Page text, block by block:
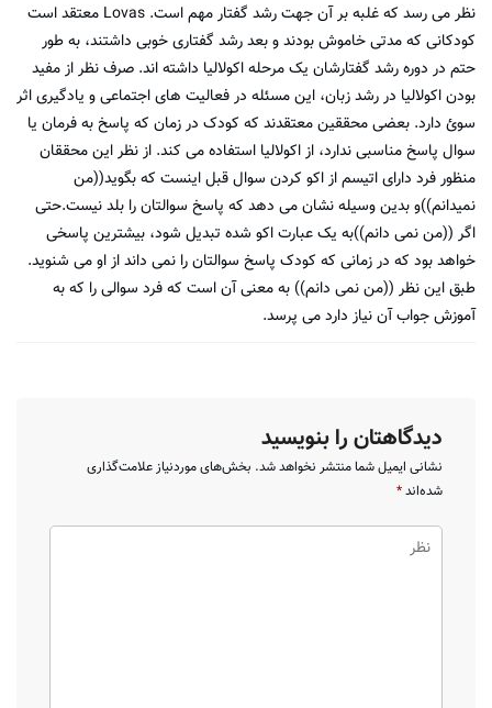
نظر می رسد که غلبه بر آن جهت رشد گفتار مهم است. Lovas معتقد است
کودکانی که مدتی خاموش بودند و بعد رشد گفتاری خوبی داشتند، به طور
حتم در دوره رشد گفتارشان یک مرحله اکولالیا داشته اند. صرف نظر از مفید
بودن اکولالیا در رشد زبان، این مسئله در فعالیت های اجتماعی و یادگیری اثر
سوئ دارد. بعضی محققین معتقدند که کودک در زمان که پاسخ به فرمان یا
سوال پاسخ مناسبی ندارد، از اکولالیا استفاده می کند. از نظر این محققان
منظور فرد دارای اتیسم از اکو کردن سوال قبل اینست که بگوید((من
نمیدانم))و بدین وسیله نشان می دهد که پاسخ سوالتان را بلد نیست.حتی
اگر ((من نمی دانم))به یک عبارت اکو شده تبدیل شود، بیشترین پاسخی
خواهد بود که در زمانی که کودک پاسخ سوالتان را نمی داند از او می شنوید.
طبق این نظر ((من نمی دانم)) به معنی آن است که فرد سوالی را که به
آموزش جواب آن نیاز دارد می پرسد.
دیدگاهتان را بنویسید
نشانی ایمیل شما منتشر نخواهد شد. بخش‌های موردنیاز علامت‌گذاری
شده‌اند*